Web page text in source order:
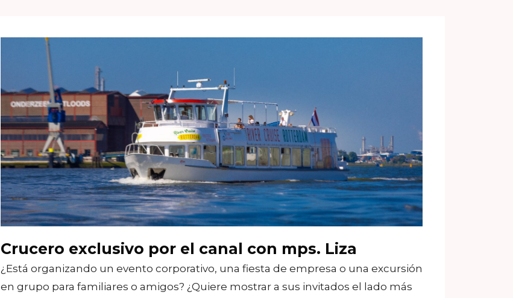
Crucero exclusivo por el canal con mps. Liza
¿Está organizando un evento corporativo, una fiesta de empresa o una excursión
en grupo para familiares o amigos? ¿Quiere mostrar a sus invitados el lado más